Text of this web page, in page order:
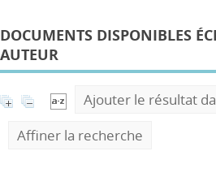
DOCUMENTS DISPONIBLES
AUTEUR
Ajouter le résultat
Affiner la recherche